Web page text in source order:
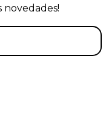
novedades!